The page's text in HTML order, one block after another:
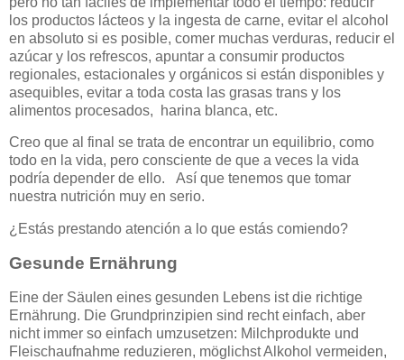
los productos lácteos y la ingesta de carne, evitar el alcohol
en absoluto si es posible, comer muchas verduras, reducir el
azúcar y los refrescos, apuntar a consumir productos
regionales, estacionales y orgánicos si están disponibles y
asequibles, evitar a toda costa las grasas trans y los
alimentos procesados, harina blanca, etc.
Creo que al final se trata de encontrar un equilibrio, como
todo en la vida, pero consciente de que a veces la vida
podría depender de ello. Así que tenemos que tomar
nuestra nutrición muy en serio.
¿Estás prestando atención a lo que estás comiendo?
Gesunde Ernährung
Eine der Säulen eines gesunden Lebens ist die richtige
Ernährung. Die Grundprinzipien sind recht einfach, aber
nicht immer so einfach umzusetzen: Milchprodukte und
Fleischaufnahme reduzieren, möglichst Alkohol vermeiden,